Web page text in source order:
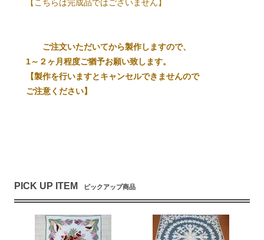
【こちらは完成品ではございません】
ご注文いただいてから製作しますので、
1～２ヶ月程度ご猶予お願い致します。
【製作を行いますとキャンセルできませんので
ご注意ください】
PICK UP ITEM ピックアップ商品